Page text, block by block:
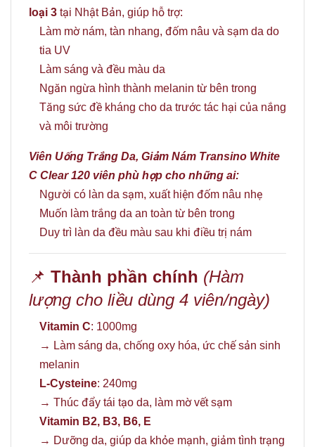
loại 3 tại Nhật Bản, giúp hỗ trợ:
Làm mờ nám, tàn nhang, đốm nâu và sạm da do
tia UV
Làm sáng và đều màu da
Ngăn ngừa hình thành melanin từ bên trong
Tăng sức đề kháng cho da trước tác hại của nắng
và môi trường
Viên Uống Trắng Da, Giảm Nám Transino White
C Clear 120 viên phù hợp cho những ai:
Người có làn da sạm, xuất hiện đốm nâu nhẹ
Muốn làm trắng da an toàn từ bên trong
Duy trì làn da đều màu sau khi điều trị nám
📌 Thành phần chính (Hàm
lượng cho liều dùng 4 viên/ngày)
Vitamin C: 1000mg
→ Làm sáng da, chống oxy hóa, ức chế sản sinh
melanin
L-Cysteine: 240mg
→ Thúc đẩy tái tạo da, làm mờ vết sạm
Vitamin B2, B3, B6, E
→ Dưỡng da, giúp da khỏe mạnh, giảm tình trạng